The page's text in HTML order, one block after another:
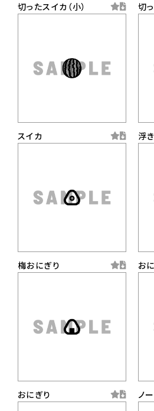
切ったスイカ（小） 切
スイカ 浮
梅おにぎり お
おにぎり ノ